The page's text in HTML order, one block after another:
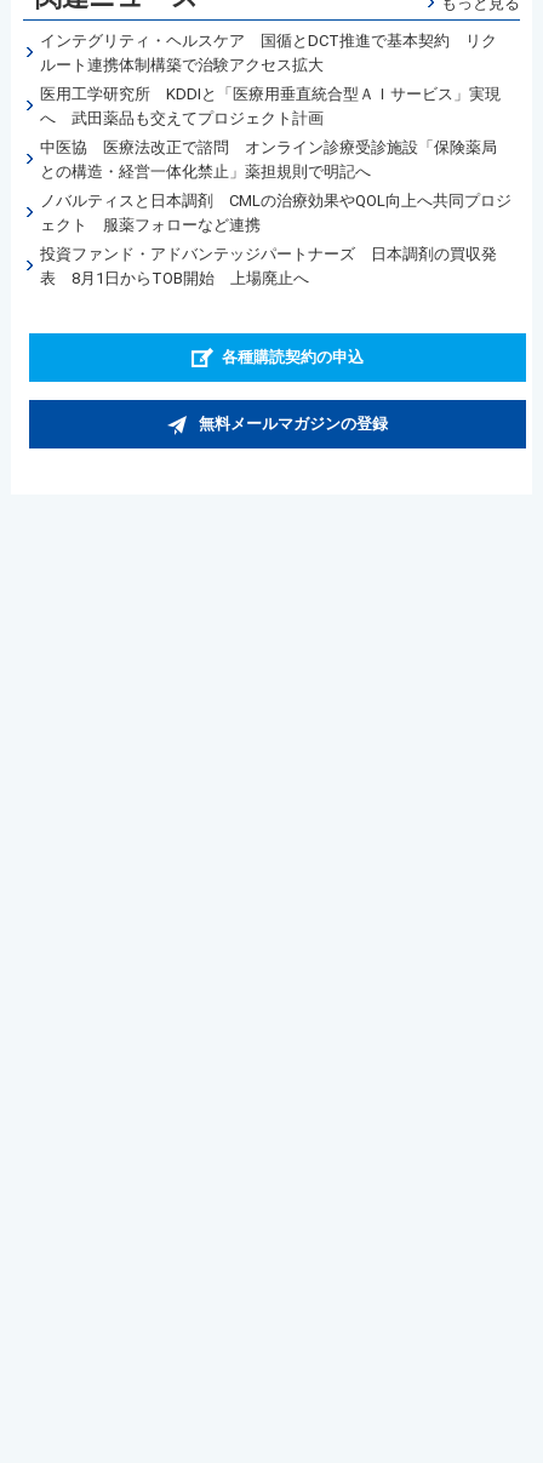
インテグリティ・ヘルスケア 国循とDCT推進で基本契約 リク
ルート連携体制構築で治験アクセス拡大
医用工学研究所 KDDIと「医療用垂直統合型ＡＩサービス」実現
へ 武田薬品も交えてプロジェクト計画
中医協 医療法改正で諮問 オンライン診療受診施設「保険薬局
との構造・経営一体化禁止」薬担規則で明記へ
ノバルティスと日本調剤 CMLの治療効果やQOL向上へ共同プロジ
ェクト 服薬フォローなど連携
投資ファンド・アドバンテッジパートナーズ 日本調剤の買収発
表 8月1日からTOB開始 上場廃止へ
各種購読契約の申込
無料メールマガジンの登録